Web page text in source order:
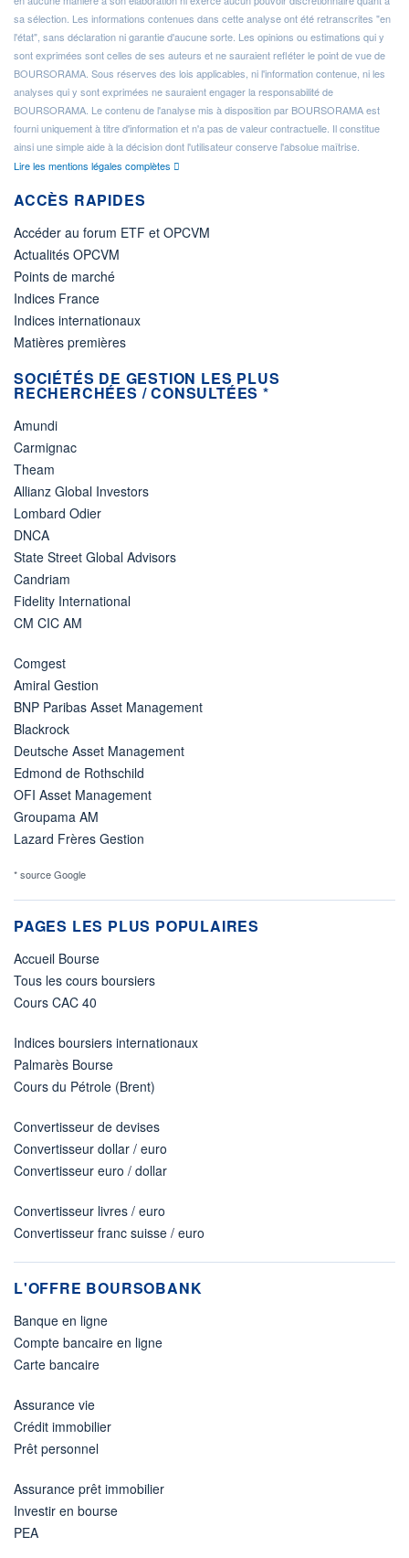
sa sélection. Les informations contenues dans cette analyse ont été retranscrites "en
l'état", sans déclaration ni garantie d'aucune sorte. Les opinions ou estimations qui y
sont exprimées sont celles de ses auteurs et ne sauraient refléter le point de vue de
BOURSORAMA. Sous réserves des lois applicables, ni l'information contenue, ni les
analyses qui y sont exprimées ne sauraient engager la responsabilité de
BOURSORAMA. Le contenu de l'analyse mis à disposition par BOURSORAMA est
fourni uniquement à titre d'information et n'a pas de valeur contractuelle. Il constitue
ainsi une simple aide à la décision dont l'utilisateur conserve l'absolue maîtrise.
Lire les mentions légales complètes
ACCÈS RAPIDES
Accéder au forum ETF et OPCVM
Actualités OPCVM
Points de marché
Indices France
Indices internationaux
Matières premières
SOCIÉTÉS DE GESTION LES PLUS
RECHERCHÉES / CONSULTÉES *
Amundi
Carmignac
Theam
Allianz Global Investors
Lombard Odier
DNCA
State Street Global Advisors
Candriam
Fidelity International
CM CIC AM
Comgest
Amiral Gestion
BNP Paribas Asset Management
Blackrock
Deutsche Asset Management
Edmond de Rothschild
OFI Asset Management
Groupama AM
Lazard Frères Gestion
* source Google
PAGES LES PLUS POPULAIRES
Accueil Bourse
Tous les cours boursiers
Cours CAC 40
Indices boursiers internationaux
Palmarès Bourse
Cours du Pétrole (Brent)
Convertisseur de devises
Convertisseur dollar / euro
Convertisseur euro / dollar
Convertisseur livres / euro
Convertisseur franc suisse / euro
L'OFFRE BOURSOBANK
Banque en ligne
Compte bancaire en ligne
Carte bancaire
Assurance vie
Crédit immobilier
Prêt personnel
Assurance prêt immobilier
Investir en bourse
PEA